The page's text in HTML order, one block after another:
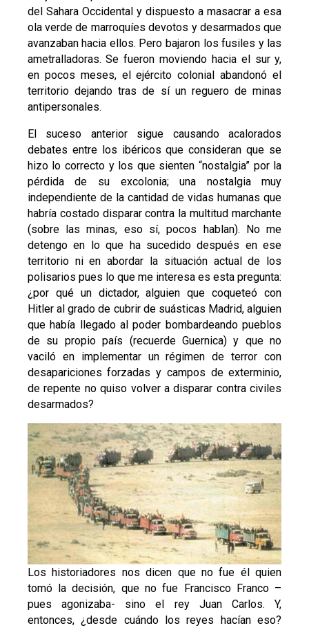
del Sahara Occidental y dispuesto a masacrar a esa
ola verde de marroquíes devotos y desarmados que
avanzaban hacia ellos. Pero bajaron los fusiles y las
ametralladoras. Se fueron moviendo hacia el sur y,
en pocos meses, el ejército colonial abandonó el
territorio dejando tras de sí un reguero de minas
antipersonales.
El suceso anterior sigue causando acalorados
debates entre los ibéricos que consideran que se
hizo lo correcto y los que sienten “nostalgia” por la
pérdida de su excolonia; una nostalgia muy
independiente de la cantidad de vidas humanas que
habría costado disparar contra la multitud marchante
(sobre las minas, eso sí, pocos hablan). No me
detengo en lo que ha sucedido después en ese
territorio ni en abordar la situación actual de los
polisarios pues lo que me interesa es esta pregunta:
¿por qué un dictador, alguien que coqueteó con
Hitler al grado de cubrir de suásticas Madrid, alguien
que había llegado al poder bombardeando pueblos
de su propio país (recuerde Guernica) y que no
vaciló en implementar un régimen de terror con
desapariciones forzadas y campos de exterminio,
de repente no quiso volver a disparar contra civiles
desarmados?
Los historiadores nos dicen que no fue él quien
tomó la decisión, que no fue Francisco Franco –
pues agonizaba- sino el rey Juan Carlos. Y,
entonces, ¿desde cuándo los reyes hacían eso?